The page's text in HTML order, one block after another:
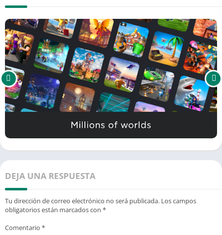
DEJA UNA RESPUESTA
Tu dirección de correo electrónico no será publicada. Los campos
obligatorios están marcados con *
Comentario *